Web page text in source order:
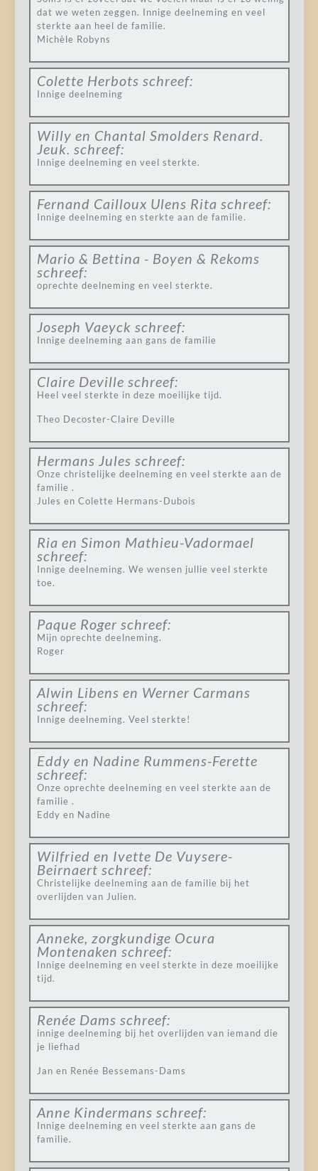
dat we weten zeggen. Innige deelneming en veel
sterkte aan heel de familie.
Michèle Robyns
Colette Herbots schreef:
Innige deelneming
Willy en Chantal Smolders Renard.
Jeuk. schreef:
Innige deelneming en veel sterkte.
Fernand Cailloux Ulens Rita schreef:
Innige deelneming en sterkte aan de familie.
Mario & Bettina - Boyen & Rekoms
schreef:
oprechte deelneming en veel sterkte.
Joseph Vaeyck schreef:
Innige deelneming aan gans de familie
Claire Deville schreef:
Heel veel sterkte in deze moeilijke tijd.
Theo Decoster-Claire Deville
Hermans Jules schreef:
Onze christelijke deelneming en veel sterkte aan de
familie .
Jules en Colette Hermans-Dubois
Ria en Simon Mathieu-Vadormael
schreef:
Innige deelneming. We wensen jullie veel sterkte
toe.
Paque Roger schreef:
Mijn oprechte deelneming.
Roger
Alwin Libens en Werner Carmans
schreef:
Innige deelneming. Veel sterkte!
Eddy en Nadine Rummens-Ferette
schreef:
Onze oprechte deelneming en veel sterkte aan de
familie .
Eddy en Nadine
Wilfried en Ivette De Vuysere-
Beirnaert schreef:
Christelijke deelneming aan de familie bij het
overlijden van Julien.
Anneke, zorgkundige Ocura
Montenaken schreef:
Innige deelneming en veel sterkte in deze moeilijke
tijd.
Renée Dams schreef:
innige deelneming bij het overlijden van iemand die
je liefhad
Jan en Renée Bessemans-Dams
Anne Kindermans schreef:
Innige deelneming en veel sterkte aan gans de
familie.